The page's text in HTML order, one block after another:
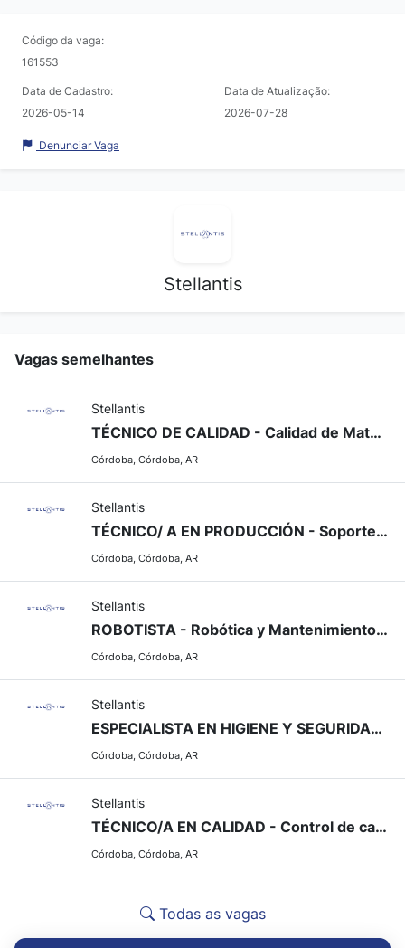
Código da vaga:
161553
Data de Cadastro:
2026-05-14
Data de Atualização:
2026-07-28
Denunciar Vaga
Stellantis
Vagas semelhantes
Stellantis
TÉCNICO DE CALIDAD - Calidad de Materiales y Producto
Córdoba, Córdoba, AR
Stellantis
TÉCNICO/ A EN PRODUCCIÓN - Soporte de Gestión de Producción
Córdoba, Córdoba, AR
Stellantis
ROBOTISTA - Robótica y Mantenimiento Industrial
Córdoba, Córdoba, AR
Stellantis
ESPECIALISTA EN HIGIENE Y SEGURIDAD - Seguridad industrial
Córdoba, Córdoba, AR
Stellantis
TÉCNICO/A EN CALIDAD - Control de calidad en línea de producción
Córdoba, Córdoba, AR
Todas as vagas